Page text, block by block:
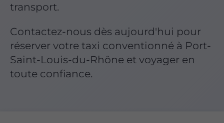
transport.
Contactez-nous dès aujourd'hui pour
réserver votre taxi conventionné à Port-
Saint-Louis-du-Rhône et voyager en
toute confiance.